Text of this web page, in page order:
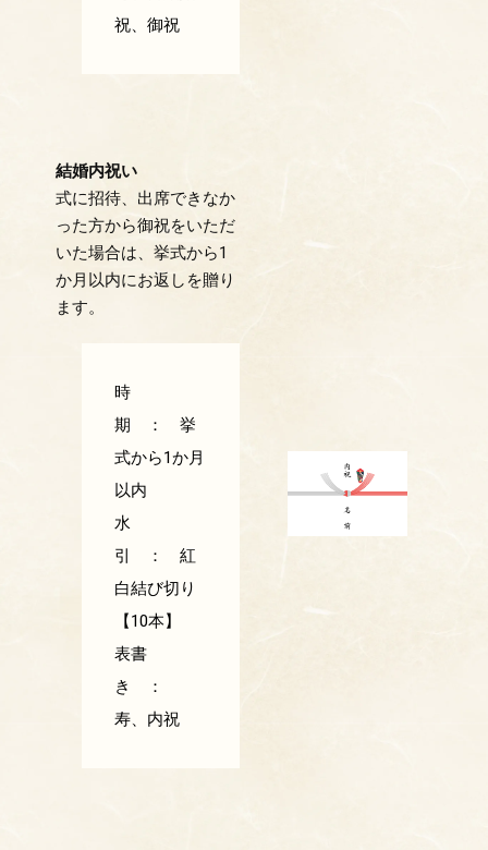
祝、御祝
結婚内祝い
式に招待、出席できなか
った方から御祝をいただ
いた場合は、挙式から1
か月以内にお返しを贈り
ます。
時
期 ： 挙
式から1か月
以内
水
引 ： 紅
白結び切り
【10本】
表書
き ：
寿、内祝